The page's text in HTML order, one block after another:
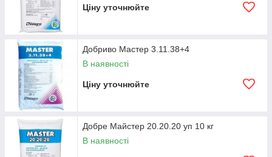
Ціну уточнюйте
Добриво Мастер 3.11.38+4
В наявності
Ціну уточнюйте
Добре Майстер 20.20.20 уп 10 кг
В наявності